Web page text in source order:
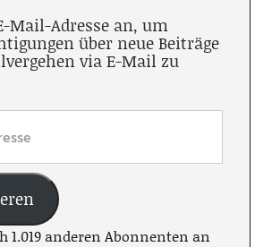
Mail-Adresse an, um
über neue Beiträge
via E-Mail zu
1.019 anderen Abonnenten an